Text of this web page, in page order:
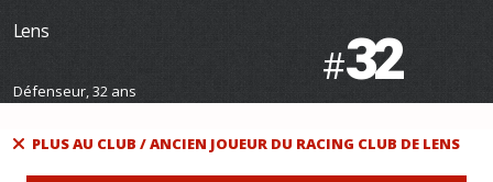
Lens
Défenseur, 32 ans
#32
PLUS AU CLUB / ANCIEN JOUEUR DU RACING CLUB DE LENS